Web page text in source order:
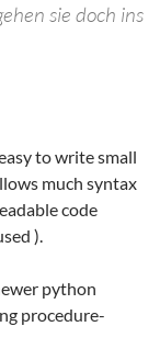
sie doch ins
to write small
much syntax
code
).
python
procedure-